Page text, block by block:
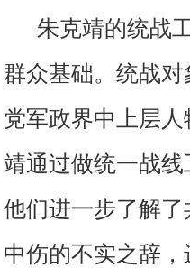
朱克靖的统战
群众基础。统战
党军政界中上层
靖通过做统一战
他们进一步了解
中伤的不实之辞